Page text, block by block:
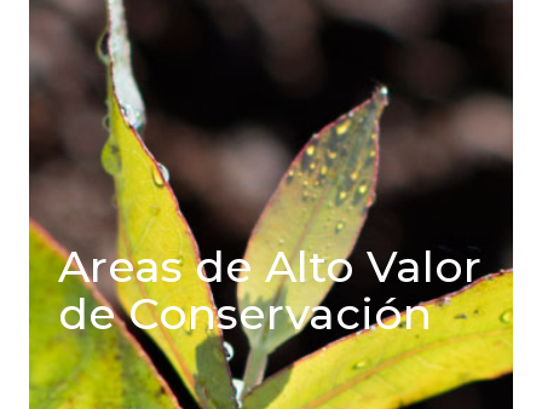
Areas de Alto Valor
de Conservación